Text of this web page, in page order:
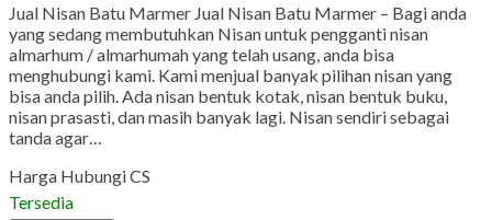
Jual Nisan Batu Marmer Jual Nisan Batu Marmer – Bagi anda
yang sedang membutuhkan Nisan untuk pengganti nisan
almarhum / almarhumah yang telah usang, anda bisa
menghubungi kami. Kami menjual banyak pilihan nisan yang
bisa anda pilih. Ada nisan bentuk kotak, nisan bentuk buku,
nisan prasasti, dan masih banyak lagi. Nisan sendiri sebagai
tanda agar…
Harga Hubungi CS
Tersedia